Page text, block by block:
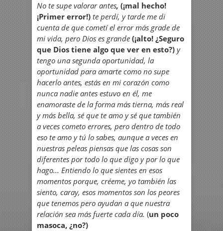
No te supe valorar antes, (¡mal hecho!
¡Primer error!) te perdí, y tarde me di
cuenta de que cometí el error más grade de
mi vida, pero Dios es grande (¡alto! ¿Seguro
que Dios tiene algo que ver en esto?) y
tengo una segunda oportunidad, la
oportunidad para amarte como no supe
hacerlo antes, estás en mi corazón como
nunca nadie antes estuvo en él, me
enamoraste de la forma más tierna, más real
y más bella, sé que te amo y sé que también
a veces cometo errores, pero dentro de todo
eso te amo y tú lo sabes, aunque a veces en
nuestras peleas piensas que las cosas son
diferentes por todo lo que digo y por lo que
hago... Entiendo lo que sientes en esos
momentos porque, créeme, yo también las
siento, caray, esos momentos son los peores
que tenemos pero ayudan a que nuestra
relación sea más fuerte cada día. (un poco
masoca, ¿no?)